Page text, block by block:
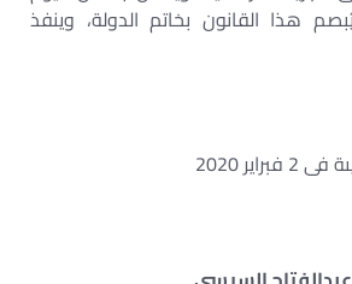
يُبصم هذا القانون بخاتم الدولة، وينفذ
2020